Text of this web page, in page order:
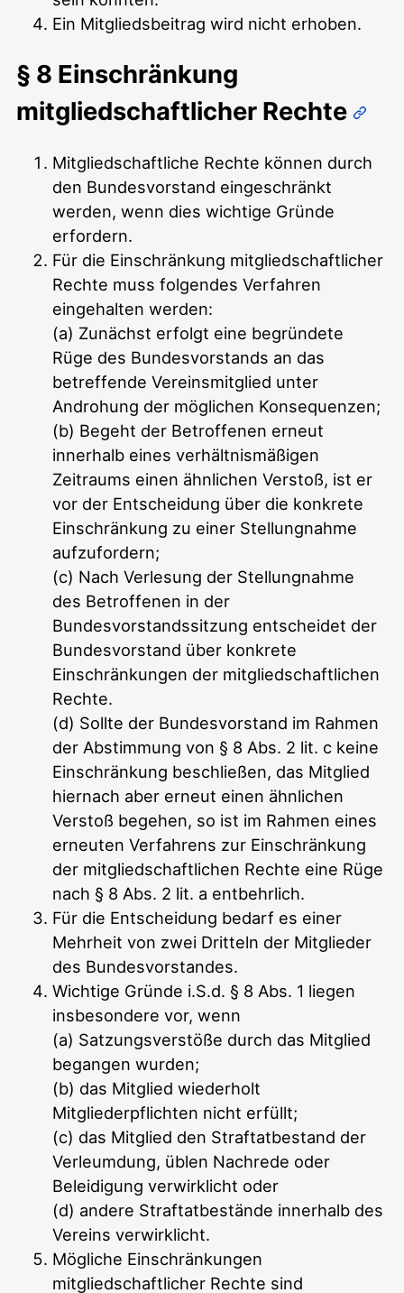
Ein Mitgliedsbeitrag wird nicht erhoben.
§ 8 Einschränkung
mitgliedschaftlicher Rechte
Mitgliedschaftliche Rechte können durch
den Bundesvorstand eingeschränkt
werden, wenn dies wichtige Gründe
erfordern.
Für die Einschränkung mitgliedschaftlicher
Rechte muss folgendes Verfahren
eingehalten werden:
(a) Zunächst erfolgt eine begründete
Rüge des Bundesvorstands an das
betreffende Vereinsmitglied unter
Androhung der möglichen Konsequenzen;
(b) Begeht der Betroffenen erneut
innerhalb eines verhältnismäßigen
Zeitraums einen ähnlichen Verstoß, ist er
vor der Entscheidung über die konkrete
Einschränkung zu einer Stellungnahme
aufzufordern;
(c) Nach Verlesung der Stellungnahme
des Betroffenen in der
Bundesvorstandssitzung entscheidet der
Bundesvorstand über konkrete
Einschränkungen der mitgliedschaftlichen
Rechte.
(d) Sollte der Bundesvorstand im Rahmen
der Abstimmung von § 8 Abs. 2 lit. c keine
Einschränkung beschließen, das Mitglied
hiernach aber erneut einen ähnlichen
Verstoß begehen, so ist im Rahmen eines
erneuten Verfahrens zur Einschränkung
der mitgliedschaftlichen Rechte eine Rüge
nach § 8 Abs. 2 lit. a entbehrlich.
Für die Entscheidung bedarf es einer
Mehrheit von zwei Dritteln der Mitglieder
des Bundesvorstandes.
Wichtige Gründe i.S.d. § 8 Abs. 1 liegen
insbesondere vor, wenn
(a) Satzungsverstöße durch das Mitglied
begangen wurden;
(b) das Mitglied wiederholt
Mitgliederpflichten nicht erfüllt;
(c) das Mitglied den Straftatbestand der
Verleumdung, üblen Nachrede oder
Beleidigung verwirklicht oder
(d) andere Straftatbestände innerhalb des
Vereins verwirklicht.
Mögliche Einschränkungen
mitgliedschaftlicher Rechte sind